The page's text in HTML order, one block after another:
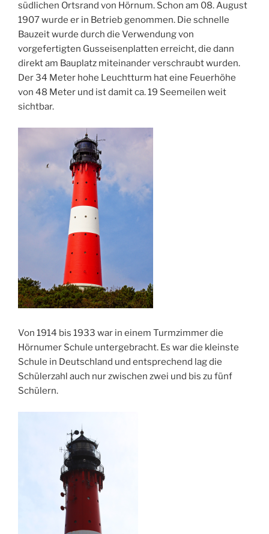
südlichen Ortsrand von Hörnum. Schon am 08. August
1907 wurde er in Betrieb genommen. Die schnelle
Bauzeit wurde durch die Verwendung von
vorgefertigten Gusseisenplatten erreicht, die dann
direkt am Bauplatz miteinander verschraubt wurden.
Der 34 Meter hohe Leuchtturm hat eine Feuerhöhe
von 48 Meter und ist damit ca. 19 Seemeilen weit
sichtbar.
Von 1914 bis 1933 war in einem Turmzimmer die
Hörnumer Schule untergebracht. Es war die kleinste
Schule in Deutschland und entsprechend lag die
Schülerzahl auch nur zwischen zwei und bis zu fünf
Schülern.